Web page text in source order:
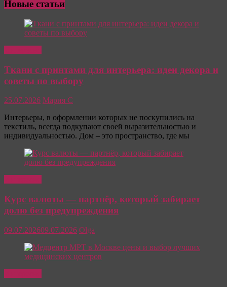
Новые статьи
Ткани с принтами для интерьера: идеи декора и
советы по выбору
25.07.2026 Мария С
Интерьеры, в оформлении которых не поскупились на
текстиль, всегда подкупают своей выразительностью и
индивидуальностью. Дом – это пространство, где мы
Курс валюты — партнёр, который забирает
долю без предупреждения
09.07.202609.07.2026 Olga